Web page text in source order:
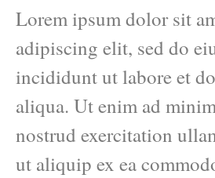
Lorem ipsum dolor sit
adipiscing elit, sed do
incididunt ut labore et
aliqua. Ut enim ad
nostrud exercitation
ut aliquip ex ea